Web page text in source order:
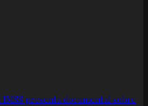
presenta documental sobre